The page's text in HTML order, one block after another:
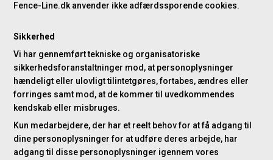
Fence-Line.dk anvender ikke adfærdssporende cookies.
Sikkerhed
Vi har gennemført tekniske og organisatoriske
sikkerhedsforanstaltninger mod, at personoplysninger
hændeligt eller ulovligt tilintetgøres, fortabes, ændres eller
forringes samt mod, at de kommer til uvedkommendes
kendskab eller misbruges.
Kun medarbejdere, der har et reelt behov for at få adgang til
dine personoplysninger for at udføre deres arbejde, har
adgang til disse personoplysninger igennem vores